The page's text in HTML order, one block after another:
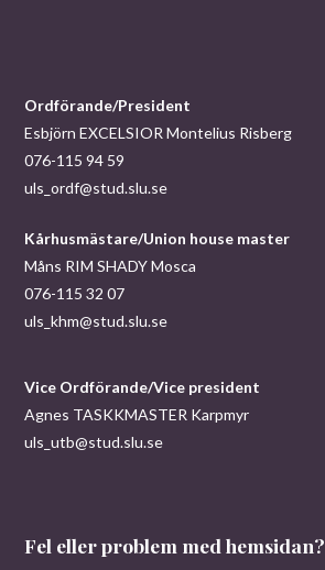
Ordförande/President
Esbjörn EXCELSIOR Montelius Risberg
076-115 94 59
uls_ordf@stud.slu.se
Kårhusmästare/Union house master
Måns RIM SHADY Mosca
076-115 32 07
uls_khm@stud.slu.se
Vice Ordförande/Vice president
Agnes TASKKMASTER Karpmyr
uls_utb@stud.slu.se
Fel eller problem med hemsidan?